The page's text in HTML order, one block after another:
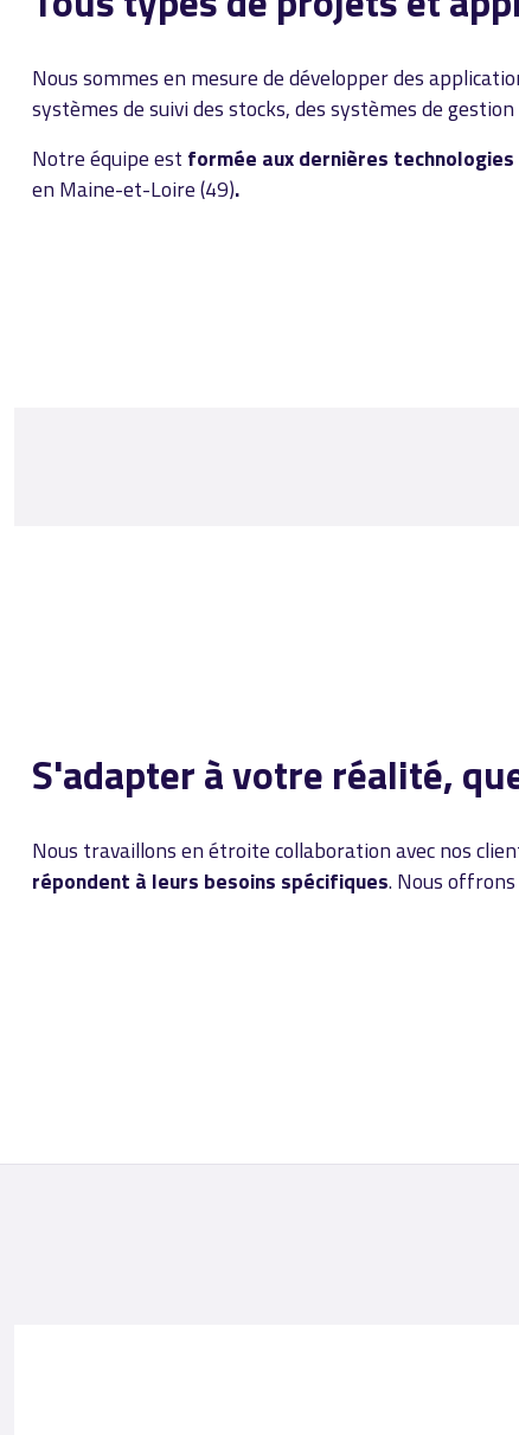
Nous sommes en mesure de développer des
systèmes de suivi des stocks, des systèmes de
Notre équipe est formée aux dernières technologies
en Maine-et-Loire (49).
S'adapter à votre réalité,
Nous travaillons en étroite collaboration avec nos
répondent à leurs besoins spécifiques. Nous